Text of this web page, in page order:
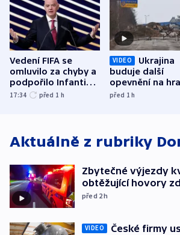
Vedení FIFA se
omluvilo za chyby a
podpořilo Infantina.
UEFA trvá na
17:34 před 1 h
VIDEO
Ukrajina
buduje další
opevnění na
s Běloruskem
před 1h
Aktuálně z rubriky
Zbytečné výjezdy
obtěžující hovory
před 2h
VIDEO
České firmy